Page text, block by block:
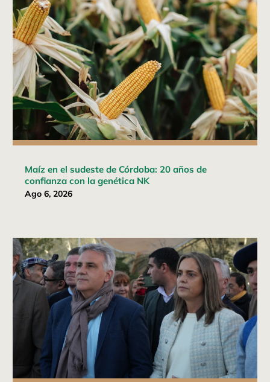
Maíz en el sudeste de Córdoba: 20 años de
confianza con la genética NK
Ago 6, 2026